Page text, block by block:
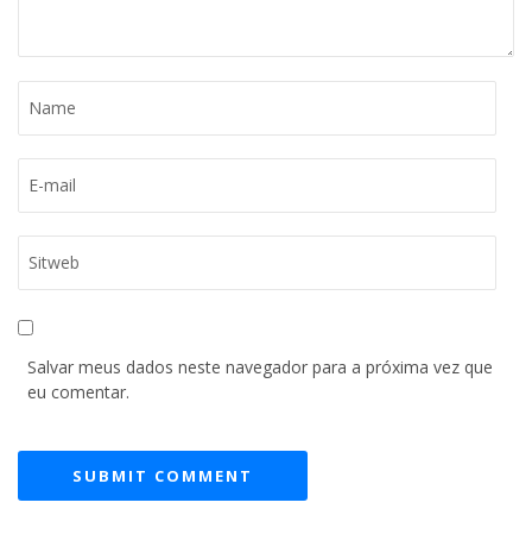
Salvar meus dados neste navegador para a próxima vez que
eu comentar.